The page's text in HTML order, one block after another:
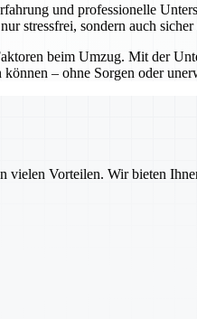
und professionelle
stressfrei, sondern auch sicher
beim Umzug. Mit der
– ohne Sorgen oder
vielen Vorteilen. Wir bieten